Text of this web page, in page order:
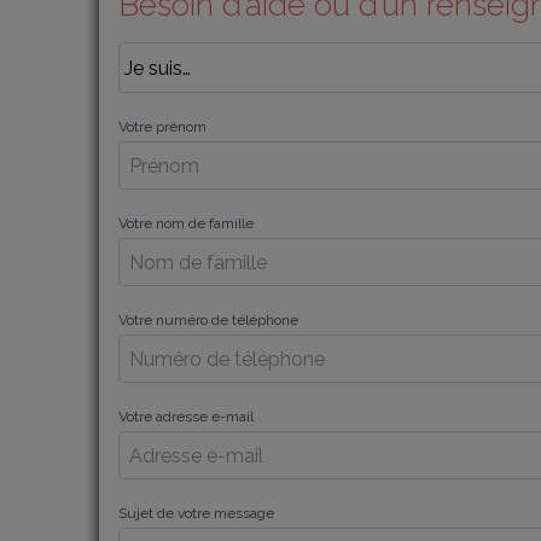
Votre prénom
Votre nom de famille
Votre numéro de téléphone
Votre adresse e-mail
Sujet de votre message